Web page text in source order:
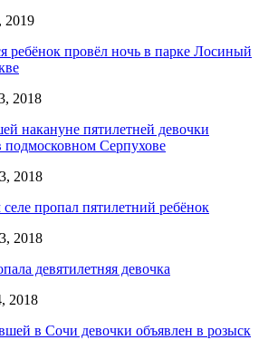
2019
ребёнок провёл ночь в парке Лосиный
2018
накануне пятилетней девочки
подмосковном Серпухове
2018
пропал пятилетний ребёнок
2018
девятилетняя девочка
2018
в Сочи девочки объявлен в розыск